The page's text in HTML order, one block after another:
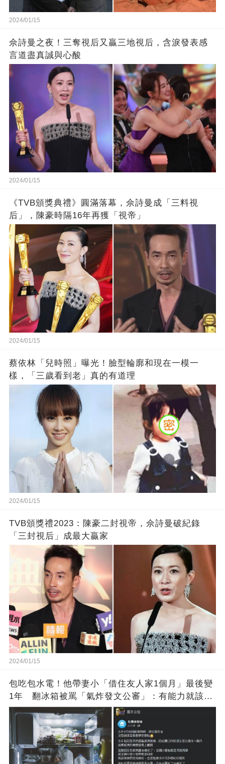
2024/01/15
佘詩曼之夜！三奪視后又贏三地視后，含淚發表感
言道盡真誠與心酸
2024/01/15
《TVB頒獎典禮》圓滿落幕，佘詩曼成「三料視
后」，陳豪時隔16年再獲「視帝」
2024/01/15
蔡依林「兒時照」曝光！臉型輪廓和現在一模一
樣，「三歲看到老」真的有道理
2024/01/15
TVB頒獎禮2023：陳豪二封視帝，佘詩曼破紀錄
「三封視后」成最大贏家
2024/01/15
包吃包水電！他帶妻小「借住友人家1個月」最後變
1年 翻冰箱被罵「氣炸發文公審」：有能力就該大
方